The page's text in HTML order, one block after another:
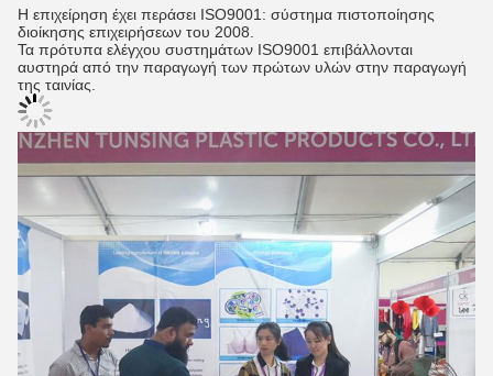
Η επιχείρηση έχει περάσει ISO9001: σύστημα πιστοποίησης
διοίκησης επιχειρήσεων του 2008.
Τα πρότυπα ελέγχου συστημάτων ISO9001 επιβάλλονται
αυστηρά από την παραγωγή των πρώτων υλών στην παραγωγή
της ταινίας.